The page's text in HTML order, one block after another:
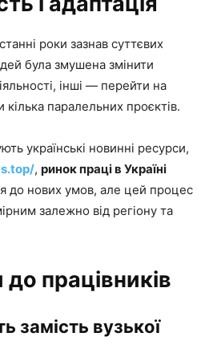
роки зазнав суттєвих
була змушена змінити
інші — перейти на
кілька паралельних проєктів.
українські новинні ресурси,
, ринок праці в Україні
до нових умов, але цей процес
залежно від регіону та
працівників
замість вузької